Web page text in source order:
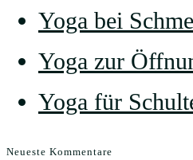
Yoga bei
Yoga zur
Yoga für
Neueste Kommentare